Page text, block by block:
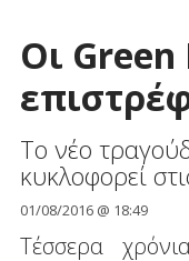
Οι Green
Το νέο
κυκλοφορεί
01/08/2016 @ 18:49
Τέσσερα